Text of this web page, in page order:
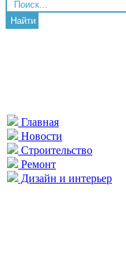
Найти
Главная
Новости
Строительство
Ремонт
Дизайн и интерьер